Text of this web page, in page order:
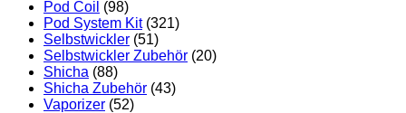
Pod Coil (98)
Pod System Kit (321)
Selbstwickler (51)
Selbstwickler Zubehör (20)
Shicha (88)
Shicha Zubehör (43)
Vaporizer (52)